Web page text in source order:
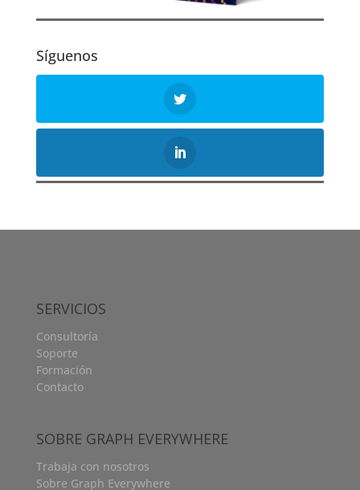
Síguenos
SERVICIOS
Consultoría
Soporte
Formación
Contacto
SOBRE GRAPH EVERYWHERE
Trabaja con nosotros
Sobre Graph Everywhere